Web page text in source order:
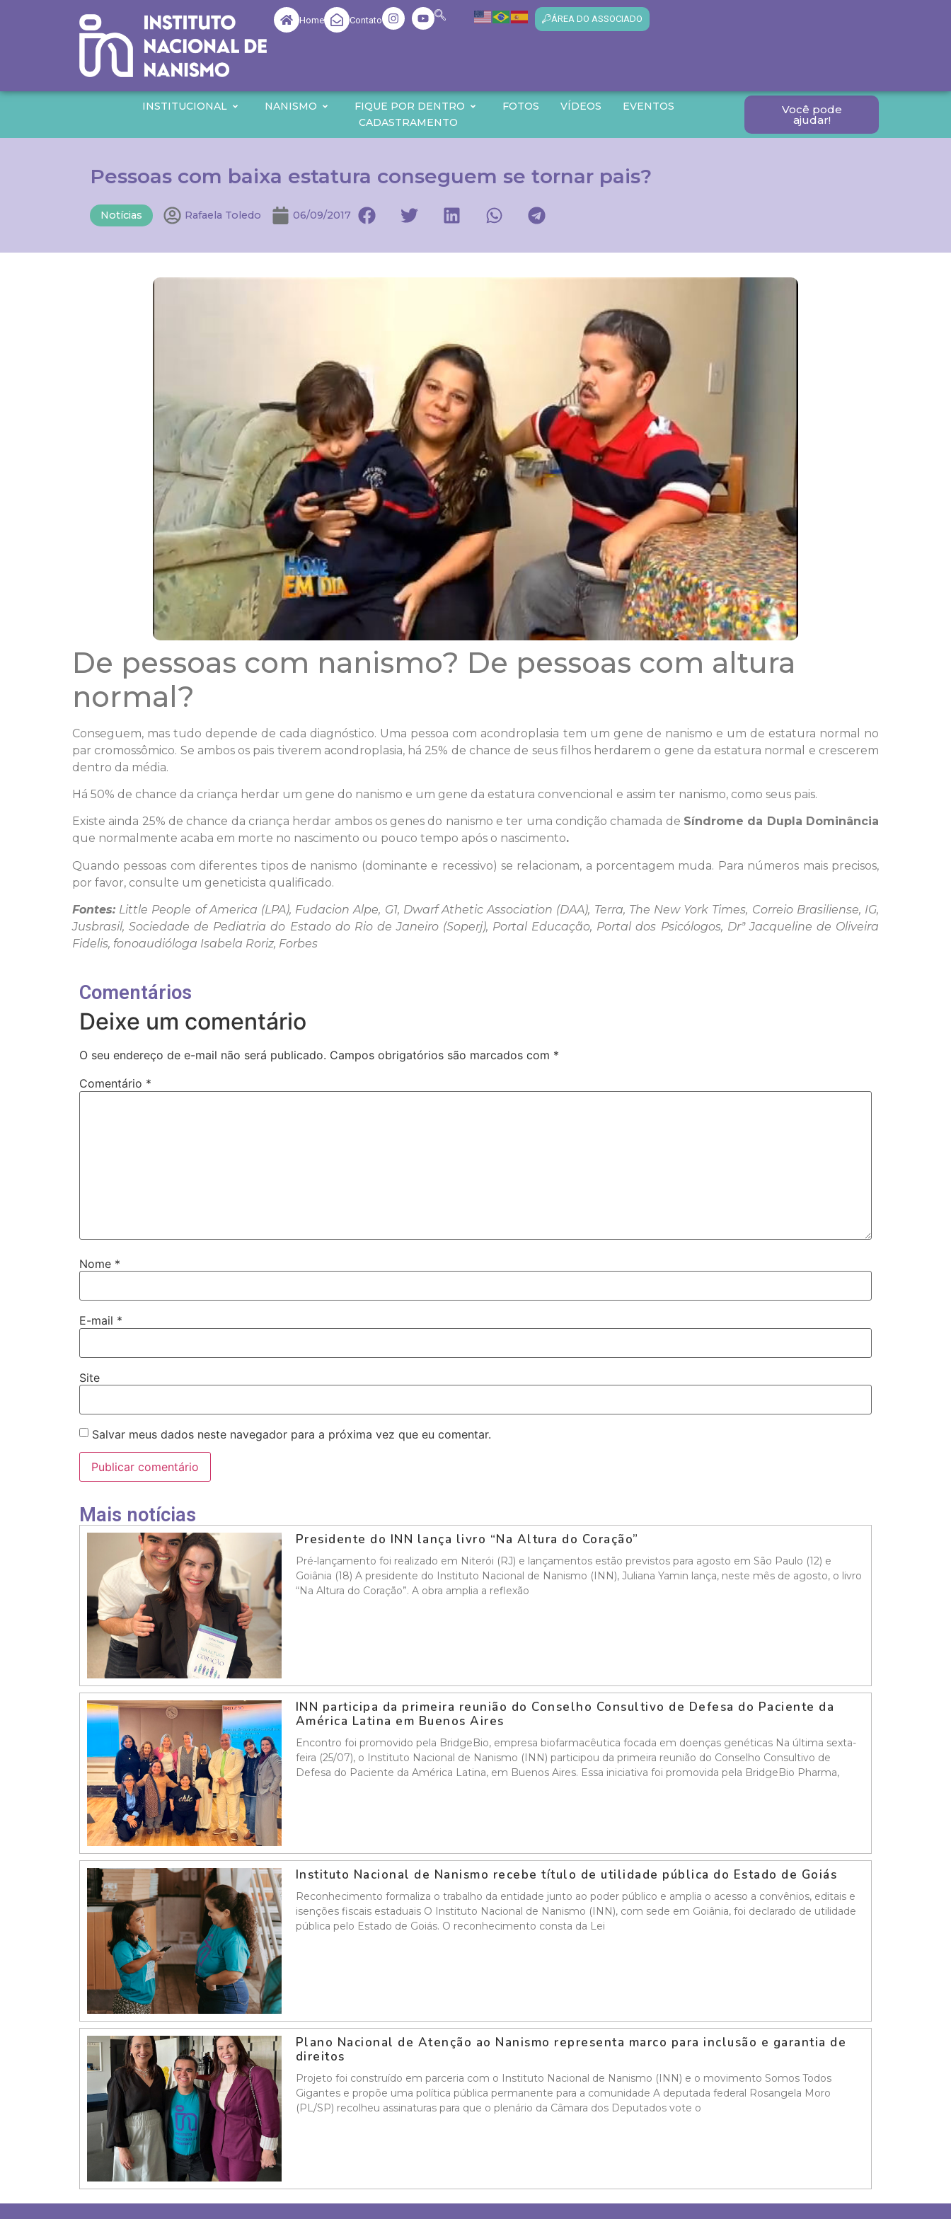
Home Contato ÁREA DO ASSOCIADO
INSTITUCIONAL NANISMO FIQUE POR DENTRO FOTOS VÍDEOS
EVENTOS
CADASTRAMENTO
Você pode
ajudar!
Pessoas com baixa estatura conseguem se tornar pais?
Notícias Rafaela Toledo 06/09/2017
De pessoas com nanismo? De pessoas com altura
normal?
Conseguem, mas tudo depende de cada diagnóstico. Uma pessoa com acondroplasia tem um gene de nanismo e um de estatura normal no
par cromossômico. Se ambos os pais tiverem acondroplasia, há 25% de chance de seus filhos herdarem o gene da estatura normal e crescerem
dentro da média.
Há 50% de chance da criança herdar um gene do nanismo e um gene da estatura convencional e assim ter nanismo, como seus pais.
Existe ainda 25% de chance da criança herdar ambos os genes do nanismo e ter uma condição chamada de Síndrome da Dupla Dominância
que normalmente acaba em morte no nascimento ou pouco tempo após o nascimento.
Quando pessoas com diferentes tipos de nanismo (dominante e recessivo) se relacionam, a porcentagem muda. Para números mais precisos,
por favor, consulte um geneticista qualificado.
Fontes: Little People of America (LPA), Fudacion Alpe, G1, Dwarf Athetic Association (DAA), Terra, The New York Times, Correio Brasiliense, IG,
Jusbrasil, Sociedade de Pediatria do Estado do Rio de Janeiro (Soperj), Portal Educação, Portal dos Psicólogos, Drª Jacqueline de Oliveira
Fidelis, fonoaudióloga Isabela Roriz, Forbes
Comentários
Deixe um comentário
O seu endereço de e-mail não será publicado. Campos obrigatórios são marcados com *
Comentário *
Nome *
E-mail *
Site
Salvar meus dados neste navegador para a próxima vez que eu comentar.
Mais notícias
Presidente do INN lança livro “Na Altura do Coração”
Pré-lançamento foi realizado em Niterói (RJ) e lançamentos estão previstos para agosto em São Paulo (12) e
Goiânia (18) A presidente do Instituto Nacional de Nanismo (INN), Juliana Yamin lança, neste mês de agosto, o livro
“Na Altura do Coração”. A obra amplia a reflexão
INN participa da primeira reunião do Conselho Consultivo de Defesa do Paciente da
América Latina em Buenos Aires
Encontro foi promovido pela BridgeBio, empresa biofarmacêutica focada em doenças genéticas Na última sexta-
feira (25/07), o Instituto Nacional de Nanismo (INN) participou da primeira reunião do Conselho Consultivo de
Defesa do Paciente da América Latina, em Buenos Aires. Essa iniciativa foi promovida pela BridgeBio Pharma,
Instituto Nacional de Nanismo recebe título de utilidade pública do Estado de Goiás
Reconhecimento formaliza o trabalho da entidade junto ao poder público e amplia o acesso a convênios, editais e
isenções fiscais estaduais O Instituto Nacional de Nanismo (INN), com sede em Goiânia, foi declarado de utilidade
pública pelo Estado de Goiás. O reconhecimento consta da Lei
Plano Nacional de Atenção ao Nanismo representa marco para inclusão e garantia de
direitos
Projeto foi construído em parceria com o Instituto Nacional de Nanismo (INN) e o movimento Somos Todos
Gigantes e propõe uma política pública permanente para a comunidade A deputada federal Rosangela Moro
(PL/SP) recolheu assinaturas para que o plenário da Câmara dos Deputados vote o